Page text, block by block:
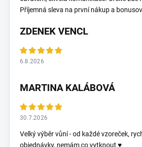
Příjemná sleva na první nákup a
ZDENEK VENCL
6.8.2026
MARTINA KALÁBOVÁ
30.7.2026
Velký výběr vůní - od každé vzoreček,
objednávky, nemám co vytknout ♥️